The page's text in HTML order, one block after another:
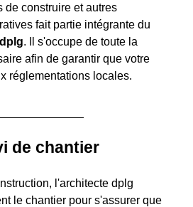
de construire et autres
fait partie intégrante du
. Il s'occupe de toute la
afin de garantir que votre
réglementations locales.
de chantier
l'architecte dplg
le chantier pour s'assurer que